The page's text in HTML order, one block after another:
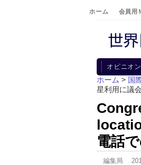
ホーム 会員用
オピニオン
ホーム > 国
星利用に議
電話
編集局